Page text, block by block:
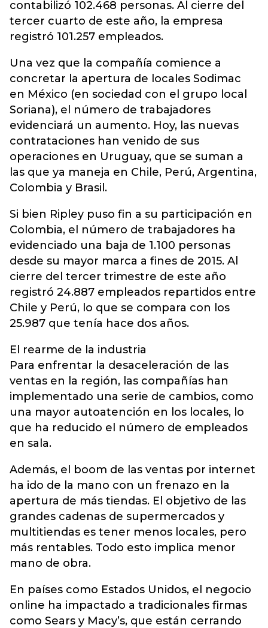
contabilizó 102.468 personas. Al cierre del
tercer cuarto de este año, la empresa
registró 101.257 empleados.
Una vez que la compañía comience a
concretar la apertura de locales Sodimac
en México (en sociedad con el grupo local
Soriana), el número de trabajadores
evidenciará un aumento. Hoy, las nuevas
contrataciones han venido de sus
operaciones en Uruguay, que se suman a
las que ya maneja en Chile, Perú, Argentina,
Colombia y Brasil.
Si bien Ripley puso fin a su participación en
Colombia, el número de trabajadores ha
evidenciado una baja de 1.100 personas
desde su mayor marca a fines de 2015. Al
cierre del tercer trimestre de este año
registró 24.887 empleados repartidos entre
Chile y Perú, lo que se compara con los
25.987 que tenía hace dos años.
El rearme de la industria
Para enfrentar la desaceleración de las
ventas en la región, las compañías han
implementado una serie de cambios, como
una mayor autoatención en los locales, lo
que ha reducido el número de empleados
en sala.
Además, el boom de las ventas por internet
ha ido de la mano con un frenazo en la
apertura de más tiendas. El objetivo de las
grandes cadenas de supermercados y
multitiendas es tener menos locales, pero
más rentables. Todo esto implica menor
mano de obra.
En países como Estados Unidos, el negocio
online ha impactado a tradicionales firmas
como Sears y Macy’s, que están cerrando